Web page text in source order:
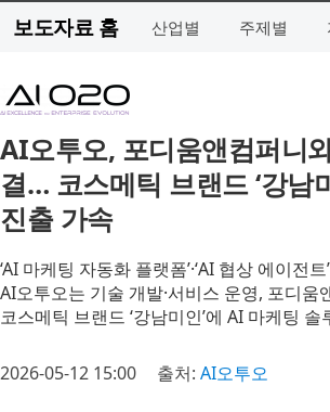
보도자료 홈 산업별 주제별
AI오투오, 포디움앤컴퍼니
결… 코스메틱 브랜드 ‘강남
진출 가속
‘AI 마케팅 자동화 플랫폼’·‘AI 협상 에이
AI오투오는 기술 개발·서비스 운영, 포디움
코스메틱 브랜드 ‘강남미인’에 AI 마케팅
2026-05-12 15:00 출처: AI오투오